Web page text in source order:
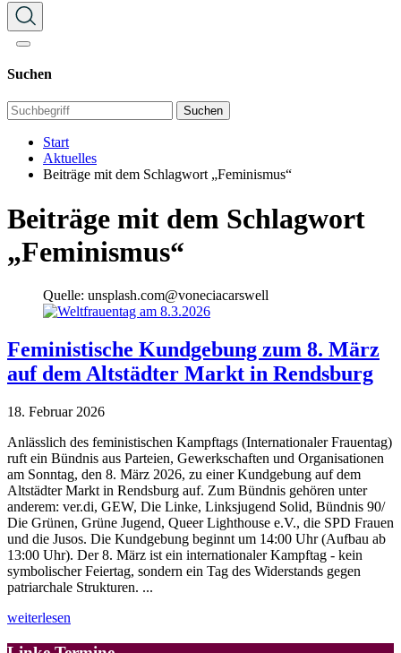
Suchen
Suchen
Start
Aktuelles
Beiträge mit dem Schlagwort „Feminismus“
Beiträge mit dem Schlagwort
„Feminismus“
Quelle: unsplash.com@voneciacarswell
Feministische Kundgebung zum 8. März
auf dem Altstädter Markt in Rendsburg
18. Februar 2026
Anlässlich des feministischen Kampftags (Internationaler Frauentag)
ruft ein Bündnis aus Parteien, Gewerkschaften und Organisationen
am Sonntag, den 8. März 2026, zu einer Kundgebung auf dem
Altstädter Markt in Rendsburg auf. Zum Bündnis gehören unter
anderem: ver.di, GEW, Die Linke, Linksjugend Solid, Bündnis 90/
Die Grünen, Grüne Jugend, Queer Lighthouse e.V., die SPD Frauen
und die Jusos. Die Kundgebung beginnt um 14:00 Uhr (Aufbau ab
13:00 Uhr). Der 8. März ist ein internationaler Kampftag - kein
symbolischer Feiertag, sondern ein Tag des Widerstands gegen
patriarchale Strukturen. ...
weiterlesen